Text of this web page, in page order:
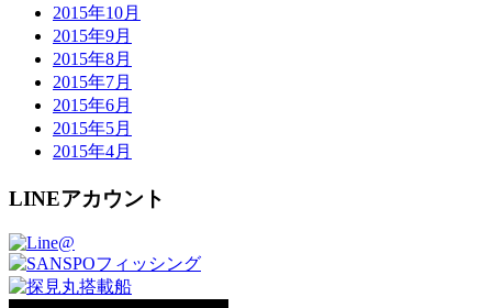
2015年10月
2015年9月
2015年8月
2015年7月
2015年6月
2015年5月
2015年4月
LINEアカウント